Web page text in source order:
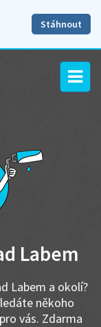
Stáhnout
Labem
Labem a okolí?
někoho
vás. Zdarma